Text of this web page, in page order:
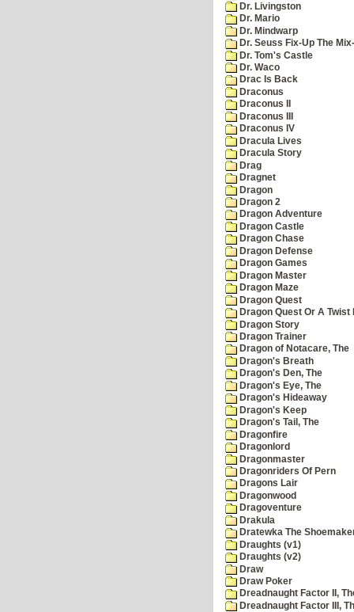
Dr. Livingston
Dr. Mario
Dr. Mindwarp
Dr. Seuss Fix-Up The
Dr. Tom's Castle
Dr. Waco
Drac Is Back
Draconus
Draconus II
Draconus III
Draconus IV
Dracula Lives
Dracula Story
Drag
Dragnet
Dragon
Dragon 2
Dragon Adventure
Dragon Castle
Dragon Chase
Dragon Defense
Dragon Games
Dragon Master
Dragon Maze
Dragon Quest
Dragon Quest Or A Twist
Dragon Story
Dragon Trainer
Dragon of Notacare, The
Dragon's Breath
Dragon's Den, The
Dragon's Eye, The
Dragon's Hideaway
Dragon's Keep
Dragon's Tail, The
Dragonfire
Dragonlord
Dragonmaster
Dragonriders Of Pern
Dragons Lair
Dragonwood
Dragoventure
Drakula
Dratewka The
Draughts (v1)
Draughts (v2)
Draw
Draw Poker
Dreadnaught Factor II,
Dreadnaught Factor III,